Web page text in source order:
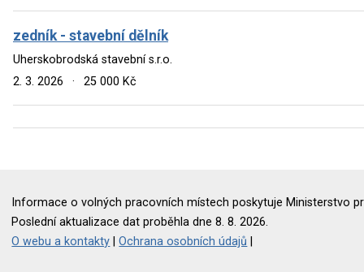
zedník - stavební dělník
Uherskobrodská stavební s.r.o.
2. 3. 2026
· 25 000 Kč
Informace o volných pracovních místech poskytuje Ministerstvo
Poslední aktualizace dat proběhla dne 8. 8. 2026.
O webu a kontakty |Ochrana osobních údajů